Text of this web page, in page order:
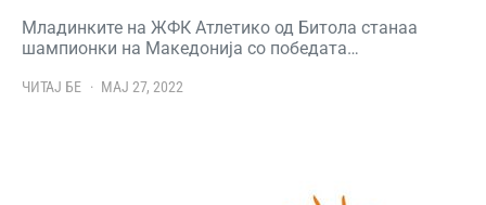
Младинките на ЖФК Атлетико од Битола станаа
шампионки на Македонија со победата…
ЧИТАЈ БЕ МАЈ 27, 2022